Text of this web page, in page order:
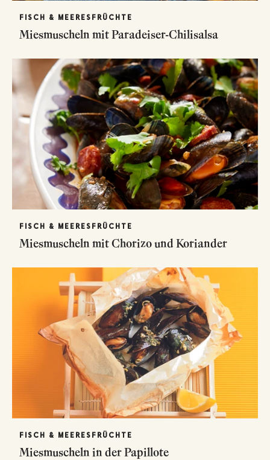
FISCH & MEERESFRÜCHTE
Miesmuscheln mit Paradeiser-Chilisalsa
FISCH & MEERESFRÜCHTE
Miesmuscheln mit Chorizo und Koriander
FISCH & MEERESFRÜCHTE
Miesmuscheln in der Papillote